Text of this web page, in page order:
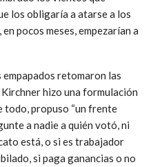
los obligaría a atarse a los
pocos meses, empezarían a
empapados retomaron las
hizo una formulación
todo, propuso “un frente
a nadie a quién votó, ni
está, o si es trabajador
si paga ganancias o no